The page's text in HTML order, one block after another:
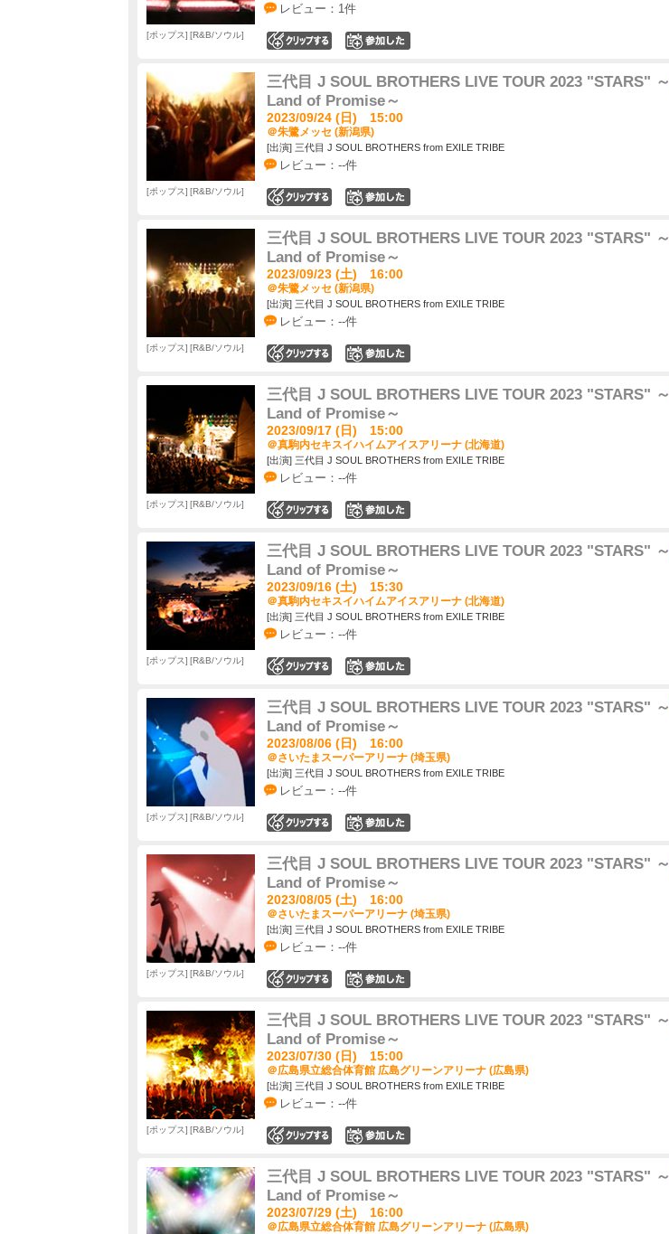
レビュー：1件
ポップス R&B/ソウル
三代目 J SOUL BROTHERS LIVE TOUR 2023 "STARS" ～
Land of Promise～
2023/09/24 (日) 15:00
＠朱鷺メッセ (新潟県)
[出演] 三代目 J SOUL BROTHERS from EXILE TRIBE
レビュー：--件
ポップス R&B/ソウル
三代目 J SOUL BROTHERS LIVE TOUR 2023 "STARS" ～
Land of Promise～
2023/09/23 (土) 16:00
＠朱鷺メッセ (新潟県)
[出演] 三代目 J SOUL BROTHERS from EXILE TRIBE
レビュー：--件
ポップス R&B/ソウル
三代目 J SOUL BROTHERS LIVE TOUR 2023 "STARS" ～
Land of Promise～
2023/09/17 (日) 15:00
＠真駒内セキスイハイムアイスアリーナ (北海道)
[出演] 三代目 J SOUL BROTHERS from EXILE TRIBE
レビュー：--件
ポップス R&B/ソウル
三代目 J SOUL BROTHERS LIVE TOUR 2023 "STARS" ～
Land of Promise～
2023/09/16 (土) 15:30
＠真駒内セキスイハイムアイスアリーナ (北海道)
[出演] 三代目 J SOUL BROTHERS from EXILE TRIBE
レビュー：--件
ポップス R&B/ソウル
三代目 J SOUL BROTHERS LIVE TOUR 2023 "STARS" ～
Land of Promise～
2023/08/06 (日) 16:00
＠さいたまスーパーアリーナ (埼玉県)
[出演] 三代目 J SOUL BROTHERS from EXILE TRIBE
レビュー：--件
ポップス R&B/ソウル
三代目 J SOUL BROTHERS LIVE TOUR 2023 "STARS" ～
Land of Promise～
2023/08/05 (土) 16:00
＠さいたまスーパーアリーナ (埼玉県)
[出演] 三代目 J SOUL BROTHERS from EXILE TRIBE
レビュー：--件
ポップス R&B/ソウル
三代目 J SOUL BROTHERS LIVE TOUR 2023 "STARS" ～
Land of Promise～
2023/07/30 (日) 15:00
＠広島県立総合体育館 広島グリーンアリーナ (広島県)
[出演] 三代目 J SOUL BROTHERS from EXILE TRIBE
レビュー：--件
ポップス R&B/ソウル
三代目 J SOUL BROTHERS LIVE TOUR 2023 "STARS" ～
Land of Promise～
2023/07/29 (土) 16:00
＠広島県立総合体育館 広島グリーンアリーナ (広島県)